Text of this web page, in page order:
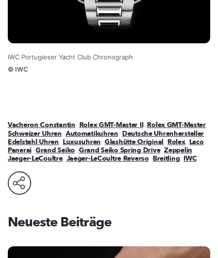
IWC Portugieser Yacht Club Chronograph
© IWC
Vacheron Constantin Rolex GMT-Master II Rolex GMT-Master
Schweizer Uhren Automatikuhren Deutsche Uhrenhersteller
Edelstahl Uhren Luxusuhren Glashütte Original Rolex Laco
Panerai Grand Seiko Grand Seiko Spring Drive Zeppelin
Jaeger-LeCoultre Jaeger-LeCoultre Reverso Breitling IWC
Neueste Beiträge